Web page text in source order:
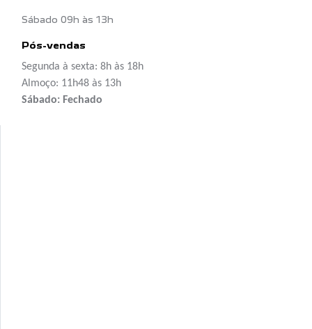
Sábado 09h às 13h
Pós-vendas
Segunda à sexta: 8h às 18h
Almoço: 11h48 às 13h
Sábado: Fechado